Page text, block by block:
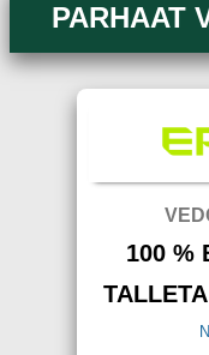
PARHAAT
100 %